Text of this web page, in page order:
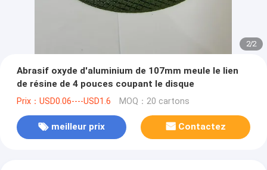
2/2
Abrasif oxyde d'aluminium de 107mm meule le lien
de résine de 4 pouces coupant le disque
Prix：USD0.06----USD1.6 MOQ：20 cartons
meilleur prix Contactez